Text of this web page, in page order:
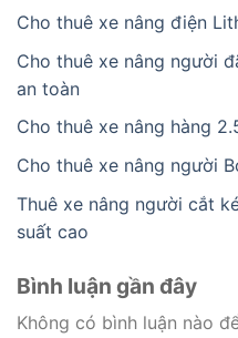
Cho thuê xe nâng điện
Cho thuê xe nâng người
an toàn
Cho thuê xe nâng hàng
Cho thuê xe nâng người
Thuê xe nâng người cắt
suất cao
Bình luận gần đây
Không có bình luận nào